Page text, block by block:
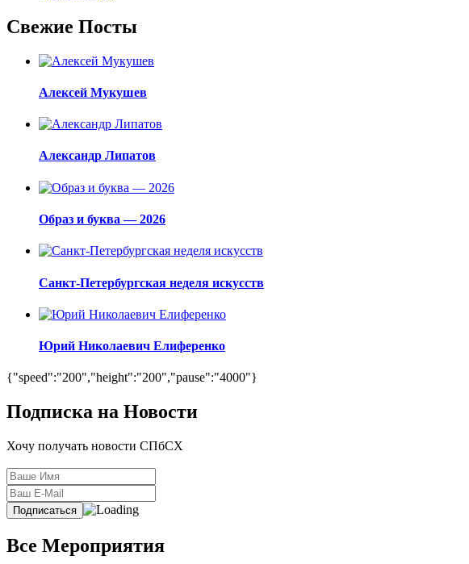
Свежие Посты
Алексей Мукушев
Александр Липатов
Образ и буква — 2026
Санкт-Петербургская неделя искусств
Юрий Николаевич Елиференко
{"speed":"200","height":"200","pause":"4000"}
Подписка на Новости
Хочу получать новости СПбСХ
Все Мероприятия